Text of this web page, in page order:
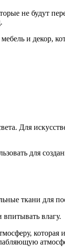
не будут
и декор,
Для
для
ткани для
влагу.
которая